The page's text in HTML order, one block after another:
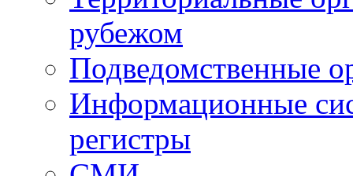
рубежом
Подведомственные
Информационные
регистры